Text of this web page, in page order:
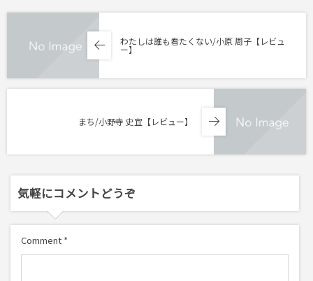
わたしは誰も看たくない/小原 周子【レビュ
ー】
まち/小野寺 史宜【レビュー】
気軽にコメントどうぞ
Comment *